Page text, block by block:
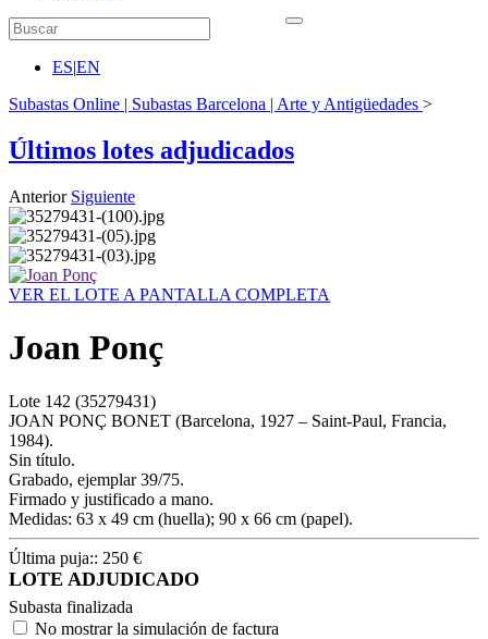
ES|EN
Subastas Online | Subastas Barcelona | Arte y Antigüedades >
Últimos lotes adjudicados
Anterior Siguiente
VER EL LOTE A PANTALLA COMPLETA
Joan Ponç
Lote 142 (35279431)
JOAN PONÇ BONET (Barcelona, 1927 – Saint-Paul, Francia,
1984).
Sin título.
Grabado, ejemplar 39/75.
Firmado y justificado a mano.
Medidas: 63 x 49 cm (huella); 90 x 66 cm (papel).
Última puja:: 250 €
LOTE ADJUDICADO
Subasta finalizada
No mostrar la simulación de factura